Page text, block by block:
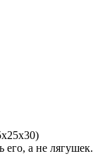
его, а не лягушек.